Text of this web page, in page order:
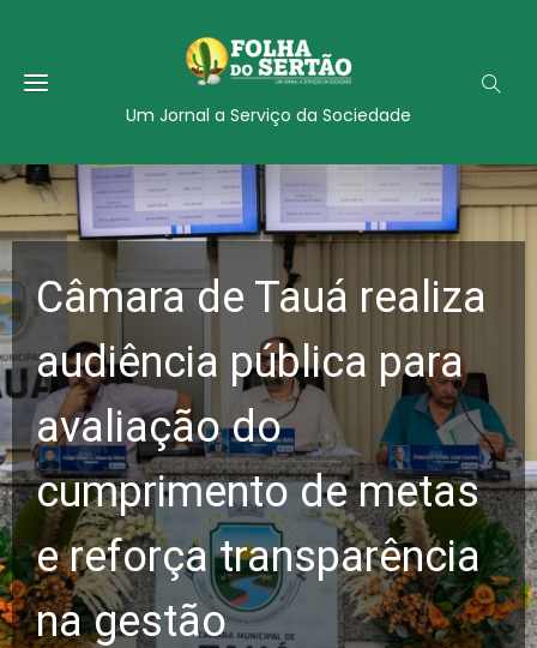
Um Jornal a Serviço da Sociedade
Câmara de Tauá realiza
audiência pública para
avaliação do
cumprimento de metas
e reforça transparência
na gestão